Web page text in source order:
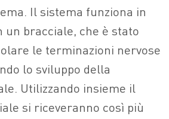
Il sistema funziona in
un bracciale, che è stato
le terminazioni nervose
lo sviluppo della
Utilizzando insieme il
si riceveranno così più